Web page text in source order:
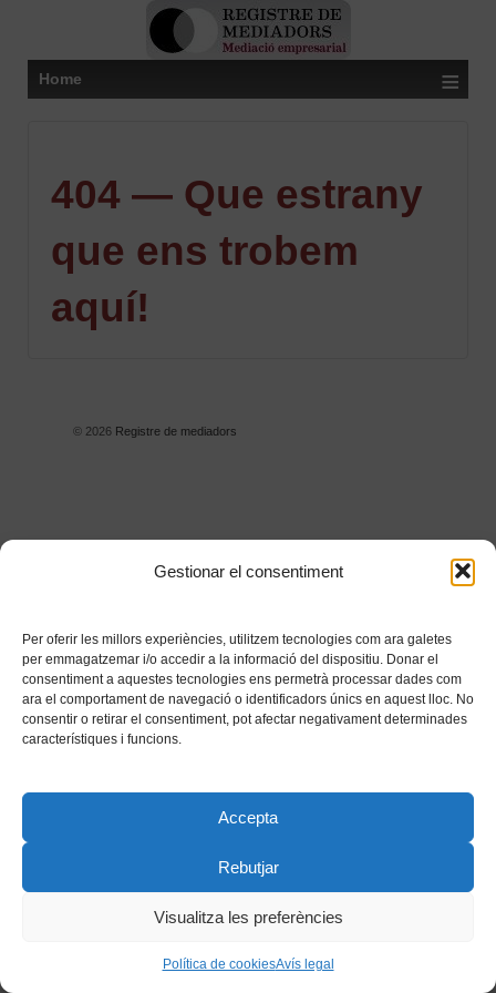
Gestionar el consentiment
Per oferir les millors experiències, utilitzem tecnologies com ara galetes
per emmagatzemar i/o accedir a la informació del dispositiu. Donar el
consentiment a aquestes tecnologies ens permetrà processar dades com
ara el comportament de navegació o identificadors únics en aquest lloc. No
consentir o retirar el consentiment, pot afectar negativament determinades
característiques i funcions.
Accepta
Rebutjar
Visualitza les preferències
Política de cookiesAvís legal
Home ≡
404 — Que estrany
que ens trobem
aquí!
© 2026Registre de mediadors